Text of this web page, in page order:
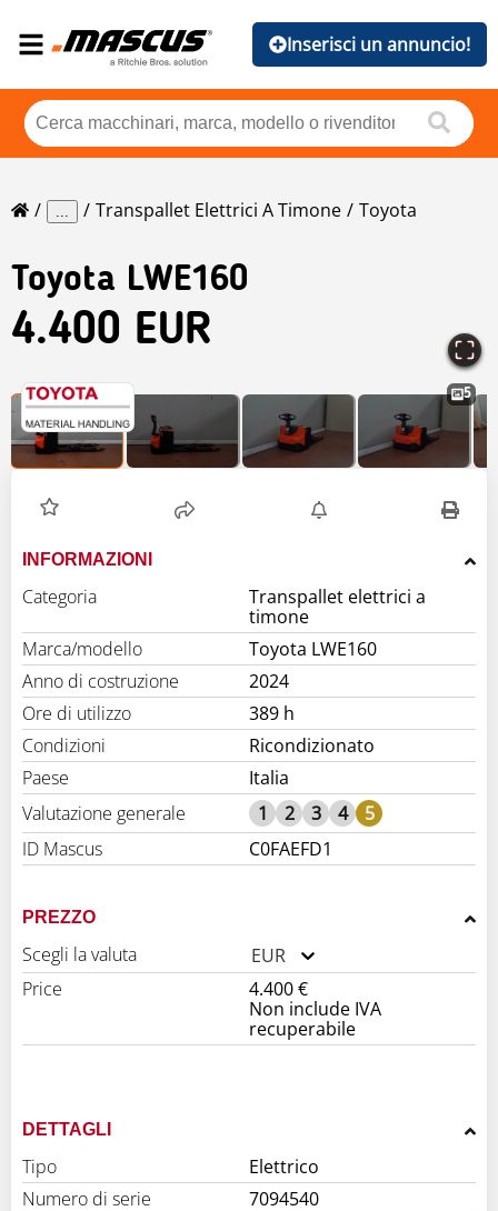
Inserisci un annuncio!
... Transpallet Elettrici A Timone Toyota
Toyota LWE160
4.400 EUR
5
INFORMAZIONI
Categoria
Transpallet elettrici a
timone
Marca/modello
Toyota LWE160
Anno di costruzione
2024
Ore di utilizzo
389 h
Condizioni
Ricondizionato
Paese
Italia
Valutazione generale
1 2 3 4
5
ID Mascus
C0FAEFD1
PREZZO
Scegli la valuta
EUR
Price
4.400 €
Non include IVA
recuperabile
DETTAGLI
Tipo
Elettrico
Numero di serie
7094540